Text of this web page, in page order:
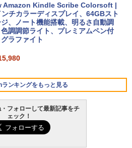
ノートパソコン WE1-K3 (MS 365 P
Copilotキー搭載/Win 11/15.6型/
i5/16GB/SSD 512GB/ホワイト) FM
Amazon Kindle Scribe Colorsoft |
ンチカラーディスプレイ、64GBスト
ジ、ノート機能搭載、明るさ自動調
調調節ライト、プレミアムペン付
グラファイト
ンキングをもっと見る
フォローして最新記事をチ
ェック！